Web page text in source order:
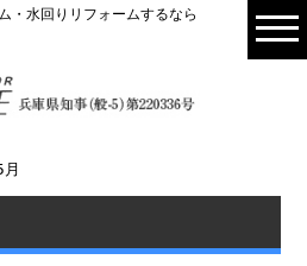
水回りリフォームするなら